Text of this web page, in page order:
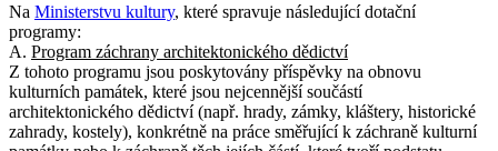
Na Ministerstvu kultury, které spravuje následující dotační
programy:
A. Program záchrany architektonického dědictví
Z tohoto programu jsou poskytovány příspěvky na obnovu
kulturních památek, které jsou nejcennější součástí
architektonického dědictví (např. hrady, zámky, kláštery, historické
zahrady, kostely), konkrétně na práce směřující k záchraně kulturní